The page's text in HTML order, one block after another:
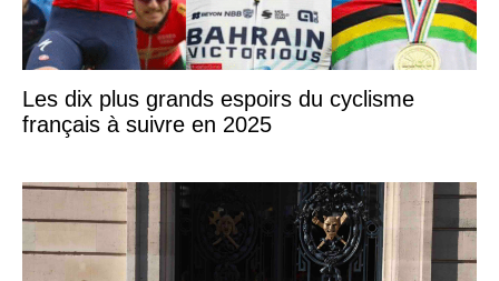
Les dix plus grands espoirs du cyclisme
français à suivre en 2025